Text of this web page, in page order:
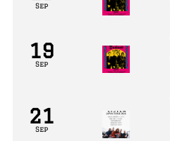
Sep
19
Sep
21
Sep